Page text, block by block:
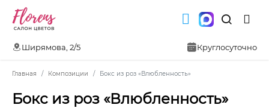
Ширямова, 2/5 Круглосуточно
Главная Композиции Бокс из роз «Влюбленность»
Бокс из роз «Влюбленность»